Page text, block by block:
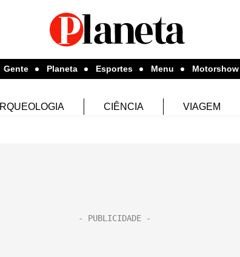
Gente Planeta Esportes Menu Motorshow
CIÊNCIA VIAGEM